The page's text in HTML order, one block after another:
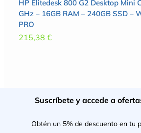
HP Elitedesk 800 G2 Desktop Mini
GHz – 16GB RAM – 240GB SSD –
PRO
215,38 €
Suscríbete y accede a
Obtén un 5% de descuento en tu